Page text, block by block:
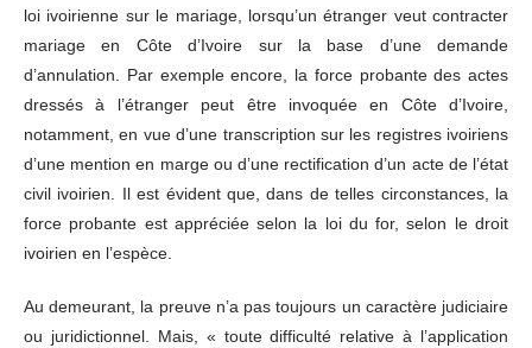
loi ivoirienne sur le mariage, lorsqu’un étranger veut contracter
mariage en Côte d’Ivoire sur la base d’une demande
d’annulation. Par exemple encore, la force probante des actes
dressés à l’étranger peut être invoquée en Côte d’Ivoire,
notamment, en vue d’une transcription sur les registres ivoiriens
d’une mention en marge ou d’une rectification d’un acte de l’état
civil ivoirien. Il est évident que, dans de telles circonstances, la
force probante est appréciée selon la loi du for, selon le droit
ivoirien en l’espèce.
Au demeurant, la preuve n’a pas toujours un caractère judiciaire
ou juridictionnel. Mais, « toute difficulté relative à l’application